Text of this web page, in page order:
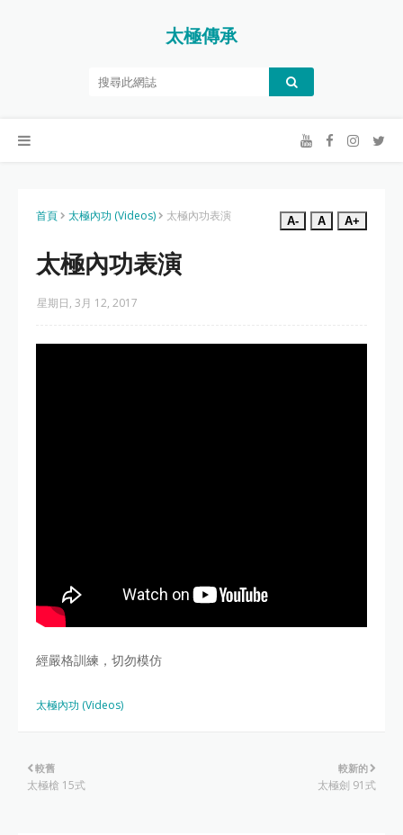
太極傳承
首頁 太極內功 (Videos) 太極內功表演 A- A A+
太極內功表演
星期日, 3月 12, 2017
經嚴格訓練，切勿模仿
太極內功 (Videos)
較新的
太極劍 91式
較舊
太極槍 15式